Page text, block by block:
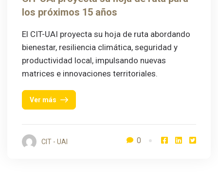
los próximos 15 años
El CIT-UAI proyecta su hoja de ruta abordando
bienestar, resiliencia climática, seguridad y
productividad local, impulsando nuevas
matrices e innovaciones territoriales.
Ver más
CIT - UAI 0